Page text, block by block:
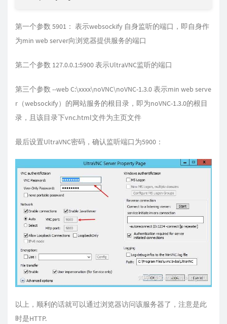
第一个参数 5901： 表示websockify 自身监听的端口，即自身作
为min web server向浏览器提供服务的端口
第二个参数 127.0.0.1:5900 表示UltraVNC监听的端口
第三个参数 --web C:\xxxx\noVNC\noVNC-1.3.0 表示min web serve
r（websockify）的网站服务的根目录，即为noVNC-1.3.0的根目
录，且该目录下vnc.html文件为主页文件
最后设置UltraVNC密码，确认监听端口为5900：
以上，顺利的话就可以通过浏览器访问该服务器了，注意是此
时是HTTP.